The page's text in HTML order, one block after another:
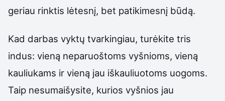
geriau rinktis lėtesnį, bet patikimesnį būdą.
Kad darbas vyktų tvarkingiau, turėkite tris
indus: vieną neparuoštoms vyšnioms, vieną
kauliukams ir vieną jau iškauliuotoms uogoms.
Taip nesumaišysite, kurios vyšnios jau